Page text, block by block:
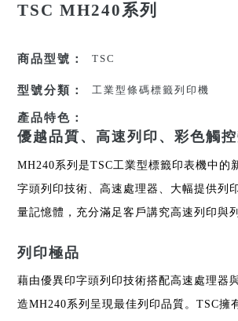
TSC MH240系列
商品型號： TSC
型號分類： 工業型條碼標籤列印機
產品特色：
優越品質、高速列印、彩色觸
MH240系列是TSC工業型標籤印表機中的
字頭列印技術、高速處理器、大幅提供列
量記憶體，充分滿足客戶講究高速列印與
列印極品
藉由優異印字頭列印技術搭配高速處理器
造MH240系列呈現最佳列印品質。TSC擁